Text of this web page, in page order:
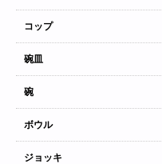
コップ
碗皿
碗
ボウル
ジョッキ